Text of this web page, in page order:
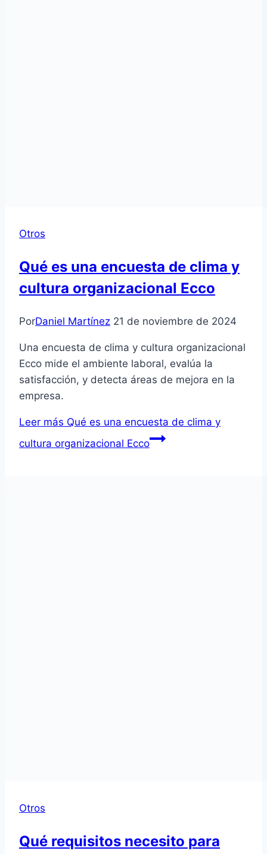
Otros
Qué es una encuesta de clima y
cultura organizacional Ecco
PorDaniel Martínez 21 de noviembre de 2024
Una encuesta de clima y cultura organizacional
Ecco mide el ambiente laboral, evalúa la
satisfacción, y detecta áreas de mejora en la
empresa.
Leer más Qué es una encuesta de clima y
cultura organizacional Ecco
Otros
Qué requisitos necesito para